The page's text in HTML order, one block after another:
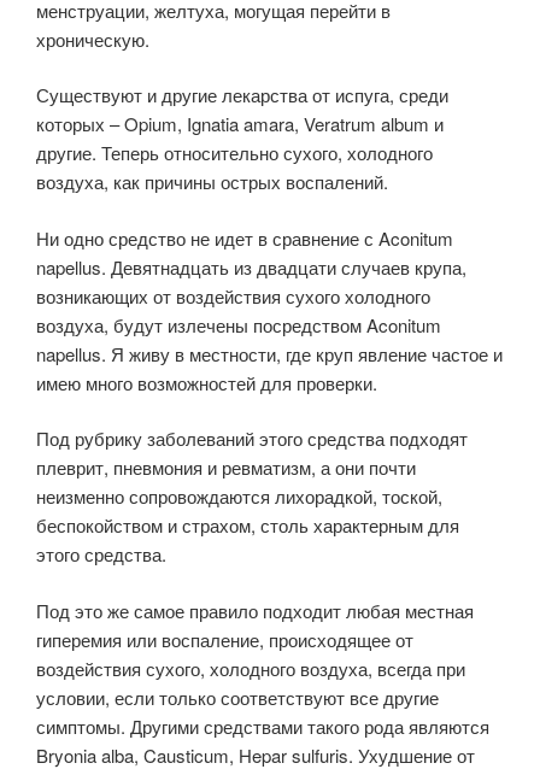
менструации, желтуха, могущая перейти в
хроническую.
Существуют и другие лекарства от испуга, среди
которых – Opium, Ignatia amara, Veratrum album и
другие. Теперь относительно сухого, холодного
воздуха, как причины острых воспалений.
Ни одно средство не идет в сравнение с Aconitum
napellus. Девятнадцать из двадцати случаев крупа,
возникающих от воздействия сухого холодного
воздуха, будут излечены посредством Aconitum
napellus. Я живу в местности, где круп явление частое и
имею много возможностей для проверки.
Под рубрику заболеваний этого средства подходят
плеврит, пневмония и ревматизм, а они почти
неизменно сопровождаются лихорадкой, тоской,
беспокойством и страхом, столь характерным для
этого средства.
Под это же самое правило подходит любая местная
гиперемия или воспаление, происходящее от
воздействия сухого, холодного воздуха, всегда при
условии, если только соответствуют все другие
симптомы. Другими средствами такого рода являются
Bryonia alba, Causticum, Hepar sulfuris. Ухудшение от